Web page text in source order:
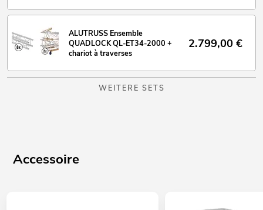
ALUTRUSS Ensemble
QUADLOCK QL-ET34-2000 +
chariot à traverses
2.799,00 €
WEITERE SETS
Accessoire